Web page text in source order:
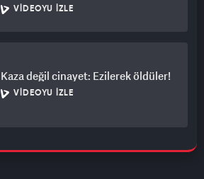
VIDEOYU İZLE
Kaza değil cinayet: Ezilerek öldüler!
VIDEOYU İZLE